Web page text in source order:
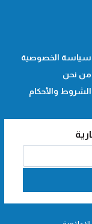
سياسة الخصوصية
من نحن
الشروط والأحكام